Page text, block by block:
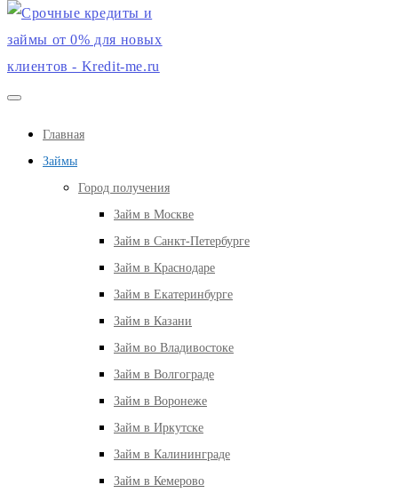
Главная
Займы
Город получения
Займ в Москве
Займ в Санкт-Петербурге
Займ в Краснодаре
Займ в Екатеринбурге
Займ в Казани
Займ во Владивостоке
Займ в Волгограде
Займ в Воронеже
Займ в Иркутске
Займ в Калининграде
Займ в Кемерово